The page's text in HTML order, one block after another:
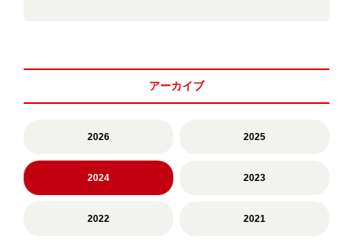
アーカイブ
2026 2025
2024 2023
2022 2021